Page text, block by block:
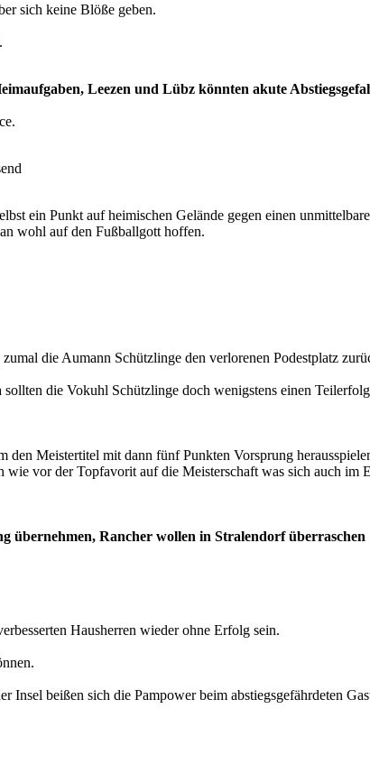
sich keine Blöße geben.
Leezen und Lübz könnten akute
ein Punkt auf heimischen Gelände gegen einen
wohl auf den Fußballgott hoffen.
die Aumann Schützlinge den verlorenen Podestplatz
die Vokuhl Schützlinge doch wenigstens einen
den Meistertitel mit dann fünf Punkten Vorsprung
vor der Topfavorit auf die Meisterschaft was sich auch im
Rancher wollen in Stralendorf überraschen
Hausherren wieder ohne Erfolg sein.
beißen sich die Pampower beim abstiegsgefährdeten